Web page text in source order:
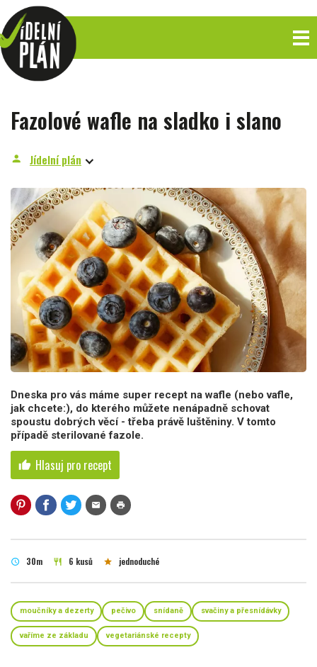
Fazolové wafle na sladko i slano
person Jídelní plán
Dneska pro vás máme super recept na wafle (nebo vafle,
jak chcete:), do kterého můžete nenápadně schovat
spoustu dobrých věcí - třeba právě luštěniny. V tomto
případě sterilované fazole.
thumb_up Hlasuj pro recept
mail print
schedule 30m restaurant 6 kusů star jednoduché
moučníky a dezerty pečivo snídaně svačiny a přesnídávky
vaříme ze základu vegetariánské recepty